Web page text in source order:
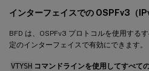
インターフェイスでの OSPFv3（
BFD は、OSPFv3 プロトコルを使用する
定のインターフェイスで有効にできます。
VTYSH コマンドラインを使用してすべて